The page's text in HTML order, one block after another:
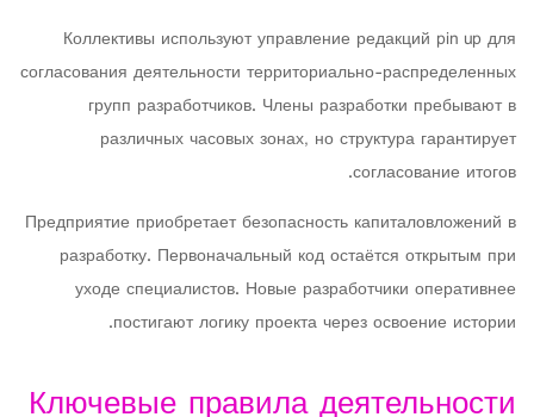
Коллективы используют управление редакций pin up для
согласования деятельности территориально-распределенных
групп разработчиков. Члены разработки пребывают в
различных часовых зонах, но структура гарантирует
согласование итогов.
Предприятие приобретает безопасность капиталовложений в
разработку. Первоначальный код остаётся открытым при
уходе специалистов. Новые разработчики оперативнее
постигают логику проекта через освоение истории.